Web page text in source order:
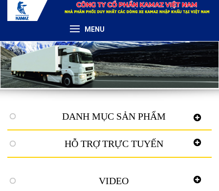
MENU
DANH MỤC SẢN PHẨM
HỖ TRỢ TRỰC TUYẾN
VIDEO